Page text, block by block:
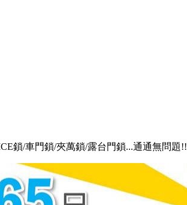
鎖/車門鎖/夾萬鎖/露台門鎖...通通無問題!!